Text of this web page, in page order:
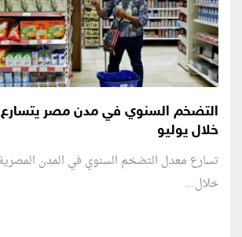
خلال يوليو
خلال...